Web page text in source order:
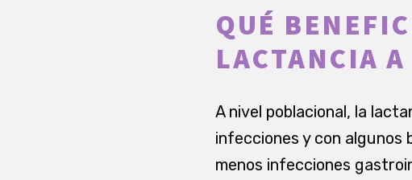
QUÉ
LACTANCIA
A nivel poblacional, la
infecciones y con algunos
menos infecciones